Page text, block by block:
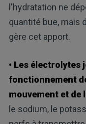
l'hydratation ne
quantité bue, mais
gère cet apport.
• Les électrolytes
fonctionnement
mouvement et de
le sodium, le